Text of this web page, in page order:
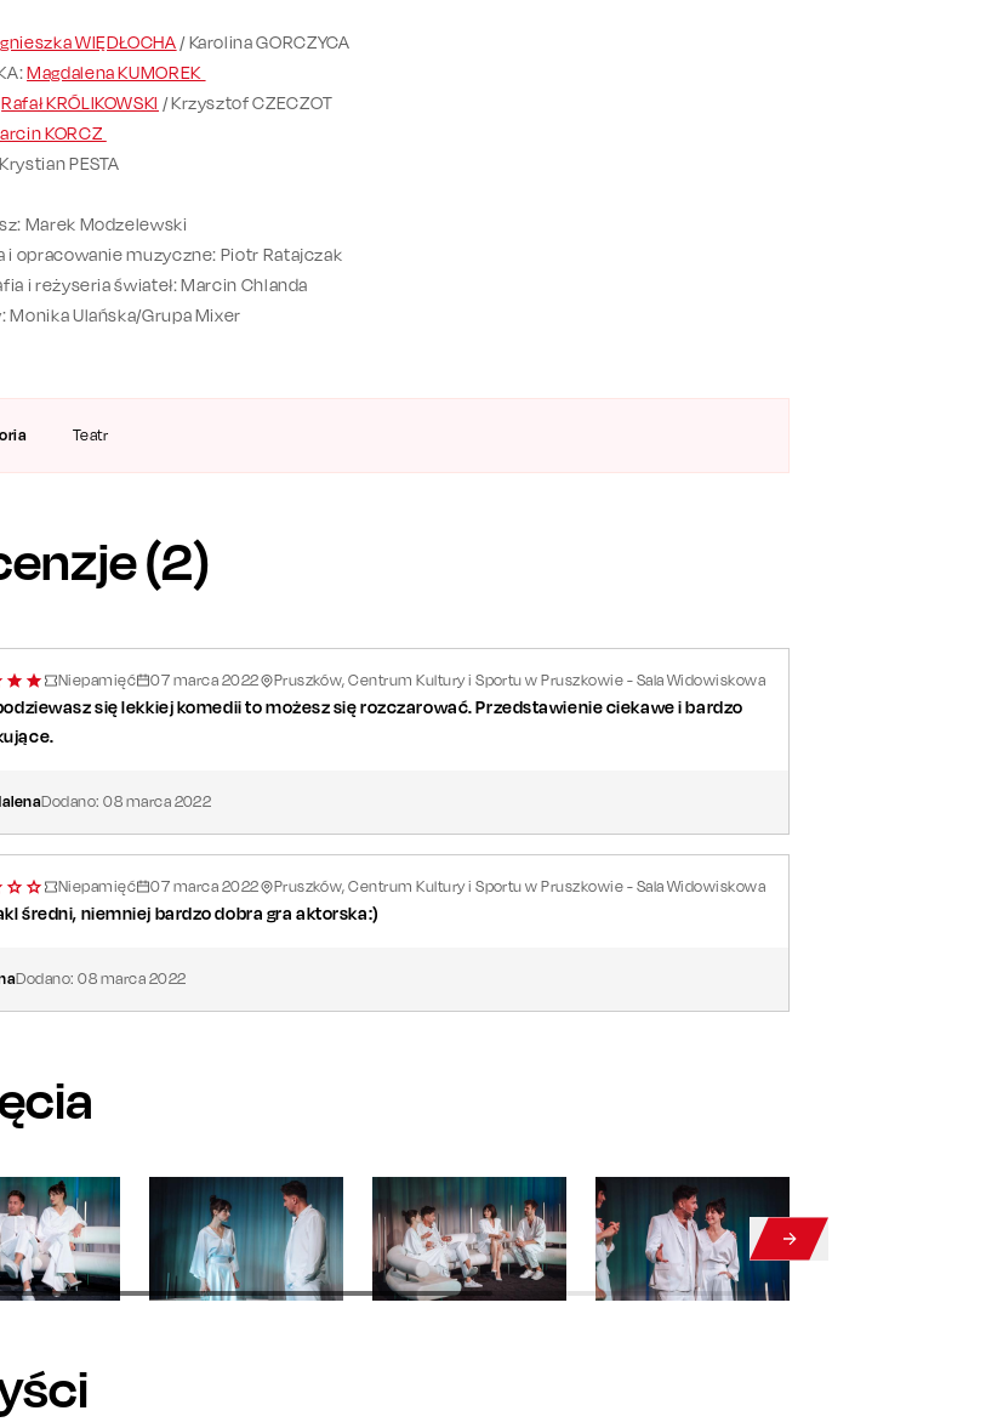
Teatr
WIĘDŁOCHA / Karolina GORCZYCA
Magdalena KUMOREK
Rafał KRÓLIKOWSKI / Krzysztof CZECZOT
KORCZ
PESTA
Marek Modzelewski
i opracowanie muzyczne: Piotr Ratajczak
i reżyseria świateł: Marcin Chlanda
Monika Ulańska/Grupa Mixer
(2)
Niepamięć 07 marca 2022 Pruszków, Centrum Kultury i Sportu w Pruszkowie - Sala Widowiskowa
się lekkiej komedii to możesz się rozczarować. Przedstawienie ciekawe i bardzo
Dodano:08 marca 2022
Niepamięć 07 marca 2022 Pruszków, Centrum Kultury i Sportu w Pruszkowie - Sala Widowiskowa
średni, niemniej bardzo dobra gra aktorska:)
Dodano:08 marca 2022